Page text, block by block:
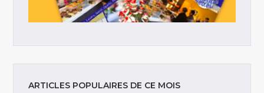
ARTICLES POPULAIRES DE CE MOIS